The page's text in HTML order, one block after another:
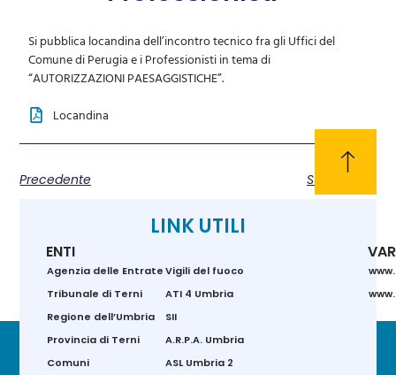
Si pubblica locandina dell’incontro tecnico fra gli Uffici del
Comune di Perugia e i Professionisti in tema di
“AUTORIZZAZIONI PAESAGGISTICHE”.
Locandina
Precedente Successivo
LINK UTILI
ENTI
Agenzia delle Entrate
Tribunale di Terni
Regione dell’Umbria
Provincia di Terni
Comuni
Vigili del fuoco
ATI 4 Umbria
SII
A.R.P.A. Umbria
ASL Umbria 2